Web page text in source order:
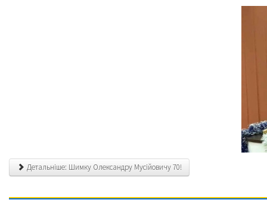
Детальніше: Шимку Олександру Мусійовичу 70!